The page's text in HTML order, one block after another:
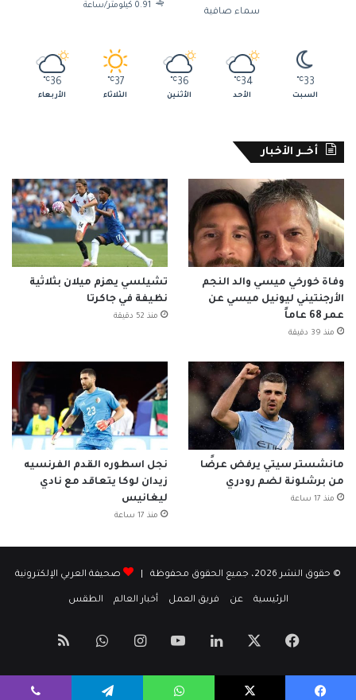
سماء صافية
0.91 كيلومتر/ساعة
33
℃
السبت
34
℃
الأحد
36
℃
الأثنين
37
℃
الثلاثاء
36
℃
الأربعاء
أخــر الأخبار
وفاة خورخي ميسي والد النجم
الأرجنتيني ليونيل ميسي عن
عمر 68 عاماً
منذ 39 دقيقة
تشيلسي يهزم ميلان بثلاثية
نظيفة في جاكرتا
منذ 52 دقيقة
مانشستر سيتي يرفض عرضًا
من برشلونة لضم رودري
منذ 17 ساعة
نجل اسطوره القدم الفرنسيه
زيدان لوكا يتعاقد مع نادي
ليغانيس
منذ 17 ساعة
© حقوق النشر 2026، جميع الحقوق محفوظة | صحيفة العربي الإلكترونية
الرئيسية عن فريق العمل أخبار العالم الطقس
فيسبوك لينكدإن‫YouTubeانستقرامواتسابملخص
الموقع